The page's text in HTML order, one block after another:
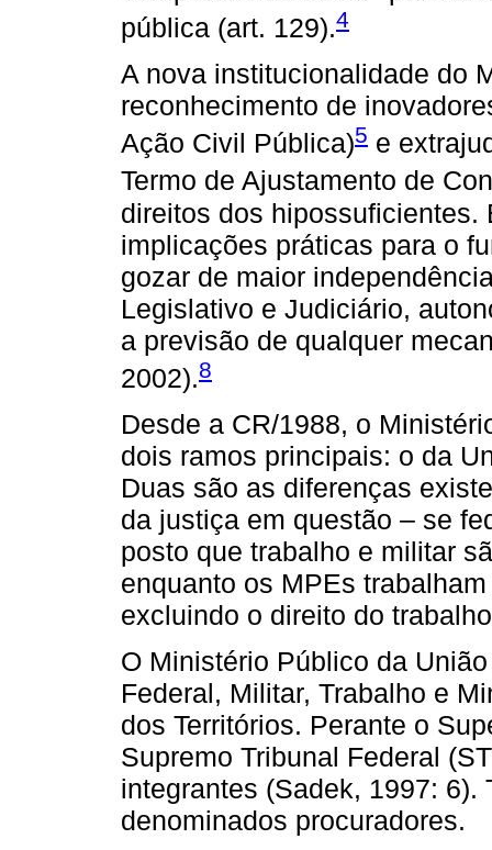
pública (art. 129).4
A nova institucionalidade do
reconhecimento de
Ação Civil Pública)5 e
Termo de Ajustamento de
direitos dos
implicações práticas para o
gozar de maior
Legislativo e Judiciário,
a previsão de qualquer
2002).8
Desde a CR/1988, o
dois ramos principais: o da
Duas são as diferenças
da justiça em questão – se
posto que trabalho e militar
enquanto os MPEs
excluindo o direito do
O Ministério Público da
Federal, Militar, Trabalho e
dos Territórios. Perante o
Supremo Tribunal Federal
integrantes (Sadek, 1997: 6).
denominados procuradores.